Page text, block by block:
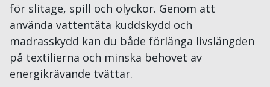
för slitage, spill och olyckor. Genom att
använda vattentäta kuddskydd och
madrasskydd kan du både förlänga livslängden
på textilierna och minska behovet av
energikrävande tvättar.